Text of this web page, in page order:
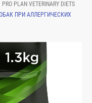
PRO PLAN VETERINARY DIETS
СОБАК ПРИ АЛЛЕРГИЧЕСКИХ